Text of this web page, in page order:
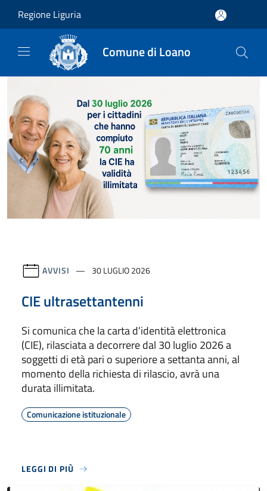
Regione Liguria
Comune di Loano
AVVISI 30 LUGLIO 2026
CIE ultrasettantenni
Si comunica che la carta d’identità elettronica
(CIE), rilasciata a decorrere dal 30 luglio 2026 a
soggetti di età pari o superiore a settanta anni, al
momento della richiesta di rilascio, avrà una
durata illimitata.
Comunicazione istituzionale
LEGGI DI PIÙ